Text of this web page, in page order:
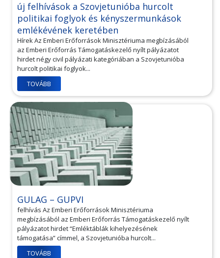
új felhívások a Szovjetunióba hurcolt
politikai foglyok és kényszermunkások
emlékévének keretében
Hírek Az Emberi Erőforrások Minisztériuma megbízásából
az Emberi Erőforrás Támogatáskezelő nyílt pályázatot
hirdet négy civil pályázati kategóriában a Szovjetunióba
hurcolt politikai foglyok...
TOVÁBB
GULAG – GUPVI
felhívás Az Emberi Erőforrások Minisztériuma
megbízásából az Emberi Erőforrás Támogatáskezelő nyílt
pályázatot hirdet “Emléktáblák kihelyezésének
támogatása” címmel, a Szovjetunióba hurcolt...
TOVÁBB